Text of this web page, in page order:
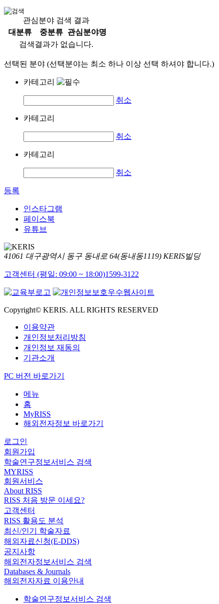
관심분야 검색 결과
대분류
중분류
관심분야명
검색결과가 없습니다.
선택된 분야 (선택분야는 최소 하나 이상 선택 하셔야 합니다.)
카테고리
취소
카테고리
취소
카테고리
취소
등록
인스타그램
페이스북
유튜브
41061 대구광역시 동구 동내로 64(동내동1119) KERIS빌딩
고객센터 (평일: 09:00 ~ 18:00)1599-3122
Copyright© KERIS. ALL RIGHTS RESERVED
이용약관
개인정보처리방침
개인정보 재동의
기관소개
PC 버전 바로가기
메뉴
홈
MyRISS
해외전자정보 바로가기
로그인
회원가입
학술연구정보서비스 검색
MYRISS
회원서비스
About RISS
RISS 처음 방문 이세요?
고객센터
RISS 활용도 분석
최신/인기 학술자료
해외자료신청(E-DDS)
공지사항
해외전자정보서비스 검색
Databases & Journals
해외전자자료 이용안내
학술연구정보서비스 검색